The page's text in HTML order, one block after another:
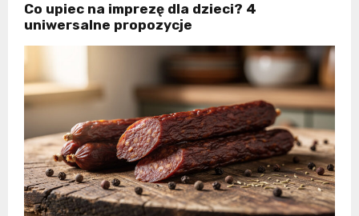
Co upiec na imprezę dla dzieci? 4
uniwersalne propozycje